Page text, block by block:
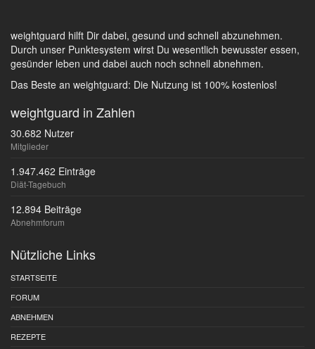
weightguard hilft Dir dabei, gesund und schnell abzunehmen.
Durch unser Punktesystem wirst Du wesentlich bewusster essen,
gesünder leben und dabei auch noch schnell abnehmen.
Das Beste an weightguard: Die Nutzung ist 100% kostenlos!
weightguard in Zahlen
30.682 Nutzer
Mitglieder
1.947.462 Einträge
Diät-Tagebuch
12.894 Beiträge
Abnehmforum
Nützliche Links
STARTSEITE
FORUM
ABNEHMEN
REZEPTE